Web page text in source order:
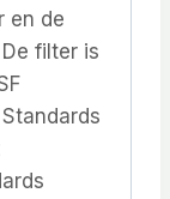
en de
filter is